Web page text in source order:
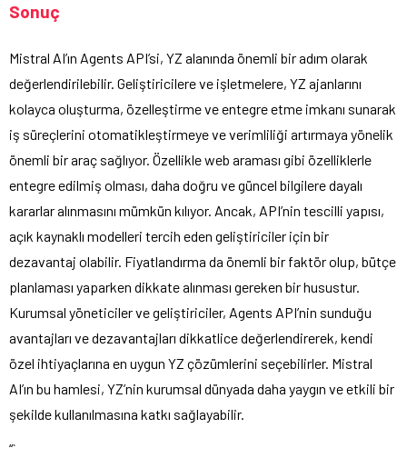
Sonuç
Mistral AI’ın Agents API’si, YZ alanında önemli bir adım olarak
değerlendirilebilir. Geliştiricilere ve işletmelere, YZ ajanlarını
kolayca oluşturma, özelleştirme ve entegre etme imkanı sunarak
iş süreçlerini otomatikleştirmeye ve verimliliği artırmaya yönelik
önemli bir araç sağlıyor. Özellikle web araması gibi özelliklerle
entegre edilmiş olması, daha doğru ve güncel bilgilere dayalı
kararlar alınmasını mümkün kılıyor. Ancak, API’nin tescilli yapısı,
açık kaynaklı modelleri tercih eden geliştiriciler için bir
dezavantaj olabilir. Fiyatlandırma da önemli bir faktör olup, bütçe
planlaması yaparken dikkate alınması gereken bir husustur.
Kurumsal yöneticiler ve geliştiriciler, Agents API’nin sunduğu
avantajları ve dezavantajları dikkatlice değerlendirerek, kendi
özel ihtiyaçlarına en uygun YZ çözümlerini seçebilirler. Mistral
AI’ın bu hamlesi, YZ’nin kurumsal dünyada daha yaygın ve etkili bir
şekilde kullanılmasına katkı sağlayabilir.
“`